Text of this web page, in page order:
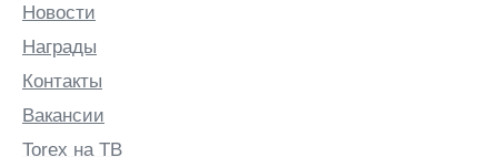
Новости
Награды
Контакты
Вакансии
Torex на ТВ